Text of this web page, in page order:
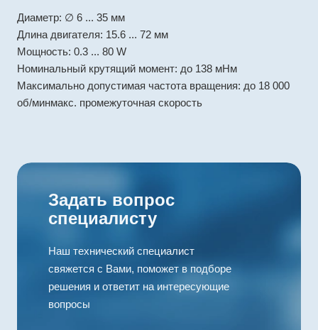
Диаметр: ∅ 6 ... 35 мм
Длина двигателя: 15.6 ... 72 мм
Мощность: 0.3 ... 80 W
Номинальный крутящий момент: до 138 мНм
Максимально допустимая частота вращения: до 18 000
об/минмакс. промежуточная скорость
Задать вопрос
специалисту
Наш технический специалист
свяжется с Вами, поможет в подборе
решения и ответит на интересующие
вопросы